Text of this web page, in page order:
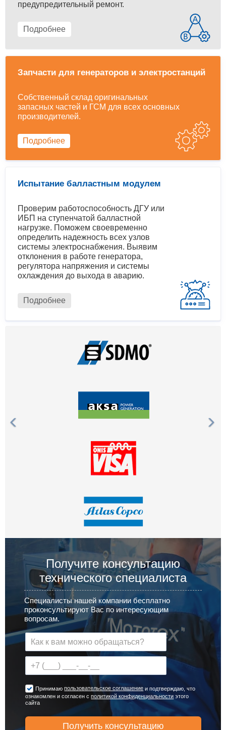
предупредительный ремонт.
Подробнее
Запчасти для генераторов и электростанций
Собственный склад оригинальных
запасных частей и ГСМ для всех основных
производителей.
Подробнее
Испытание балластным модулем
Проверим работоспособность ДГУ или
ИБП на ступенчатой балластной
нагрузке. Поможем своевременно
определить надежность всех узлов
системы электроснабжения. Выявим
отклонения в работе генератора,
регулятора напряжения и системы
охлаждения до выхода в аварию.
Подробнее
Получите консультацию
технического специалиста
Специалисты нашей компании бесплатно
проконсультируют Вас по интересующим
вопросам.
Принимаюпользовательское соглашение и подтверждаю, что
ознакомлен и согласен сполитикой конфиденциальности этого
сайта